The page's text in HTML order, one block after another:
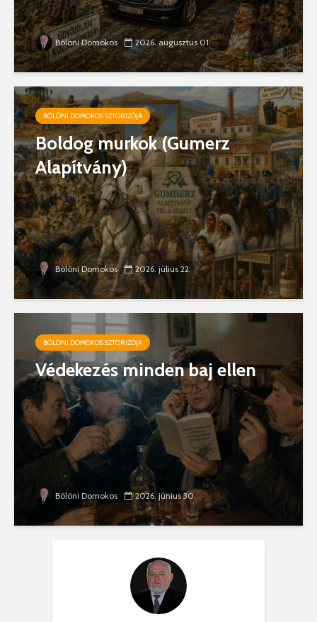
Bölöni Domokos 2026. augusztus 01.
BÖLÖNI DOMOKOS SZTORIZÓJA
Boldog murkok (Gumerz
Alapítvány)
Bölöni Domokos 2026. július 22.
BÖLÖNI DOMOKOS SZTORIZÓJA
Védekezés minden baj ellen
Bölöni Domokos 2026. június 30.